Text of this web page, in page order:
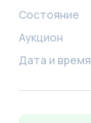
Состояние
Аукцион
Дата и время